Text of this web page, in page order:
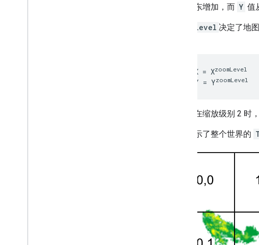
从西向东增加，而 Y 值
zoom level 决定了地
gridSizeX = XzoomLevel
gridSizeY = YzoomLevel
例如，在缩放级别 2 时
下图显示了整个世界的